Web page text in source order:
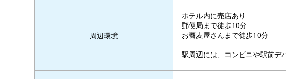
周辺環境
ホテル内に売店あり
郵便局まで徒歩10分
お蕎麦屋さんまで徒歩10分
駅周辺には、コンビニや駅前デ